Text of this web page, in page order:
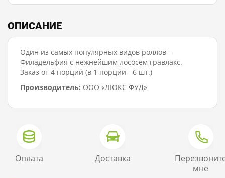
ОПИСАНИЕ
Один из самых популярных видов роллов -
Филадельфия с нежнейшим лососем гравлакс.
Заказ от 4 порций (в 1 порции - 6 шт.)
Производитель: ООО «ЛЮКС ФУД»
Оплата Доставка
мне